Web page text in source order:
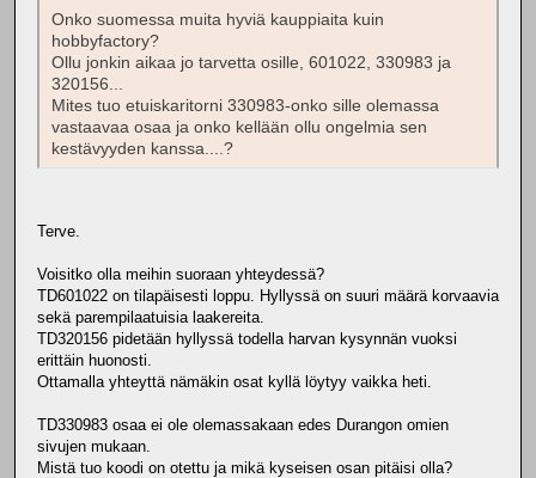
Onko suomessa muita hyviä kauppiaita kuin
hobbyfactory?
Ollu jonkin aikaa jo tarvetta osille, 601022, 330983 ja
320156...
Mites tuo etuiskaritorni 330983-onko sille olemassa
vastaavaa osaa ja onko kellään ollu ongelmia sen
kestävyyden kanssa....?
Terve.
Voisitko olla meihin suoraan yhteydessä?
TD601022 on tilapäisesti loppu. Hyllyssä on suuri määrä korvaavia
sekä parempilaatuisia laakereita.
TD320156 pidetään hyllyssä todella harvan kysynnän vuoksi
erittäin huonosti.
Ottamalla yhteyttä nämäkin osat kyllä löytyy vaikka heti.
TD330983 osaa ei ole olemassakaan edes Durangon omien
sivujen mukaan.
Mistä tuo koodi on otettu ja mikä kyseisen osan pitäisi olla?